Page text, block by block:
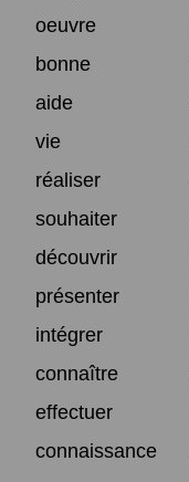
oeuvre
bonne
aide
vie
réaliser
souhaiter
découvrir
présenter
intégrer
connaître
effectuer
connaissance